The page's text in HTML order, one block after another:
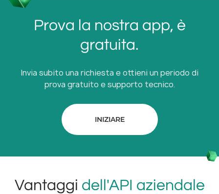
Prova la nostra app, è
gratuita.
Invia subito una richiesta e ottieni un periodo di
prova gratuito e supporto tecnico.
INIZIARE
Vantaggi dell'API aziendale